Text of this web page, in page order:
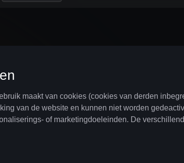
voor
Beschikbaar voor alle modellen.